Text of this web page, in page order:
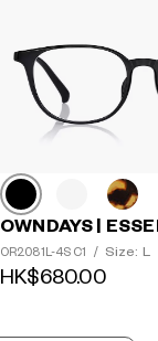
OWNDAYS |
OR2081L-4S C1 / Size: L
HK$680.00